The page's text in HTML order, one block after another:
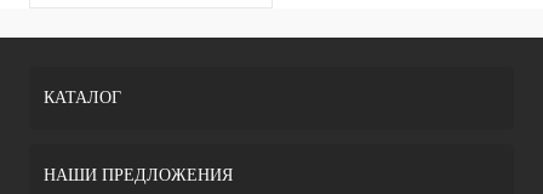
КАТАЛОГ
НАШИ ПРЕДЛОЖЕНИЯ